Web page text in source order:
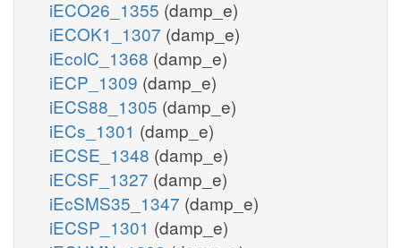
iECO26_1355 (damp_e)
iECOK1_1307 (damp_e)
iEcolC_1368 (damp_e)
iECP_1309 (damp_e)
iECS88_1305 (damp_e)
iECs_1301 (damp_e)
iECSE_1348 (damp_e)
iECSF_1327 (damp_e)
iEcSMS35_1347 (damp_e)
iECSP_1301 (damp_e)